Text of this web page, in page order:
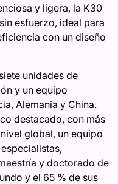
y ligera, la K30
esfuerzo, ideal para
con un diseño
unidades de
y un equipo
Alemania y China.
destacado, con más
global, un equipo
y doctorado de
y el 65 % de sus